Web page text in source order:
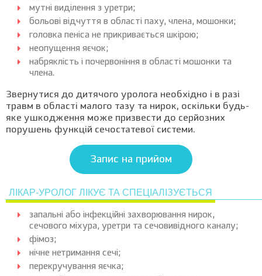
мутні виділення з уретри;
больові відчуття в області паху, члена, мошонки;
головка пеніса не прикривається шкірою;
неопущення яєчок;
набряклість і почервоніння в області мошонки та
члена.
Звернутися до дитячого уролога необхідно і в разі
травм в області малого тазу та нирок, оскільки будь-
яке ушкодження може призвести до серйозних
порушень функцій сечостатевої системи.
Запис на прийом
ЛІКАР-УРОЛОГ ЛІКУЄ ТА СПЕЦІАЛІЗУЄТЬСЯ
запальні або інфекційні захворювання нирок,
сечового міхура, уретри та сечовивідного каналу;
фімоз;
нічне нетримання сечі;
перекручування яєчка;